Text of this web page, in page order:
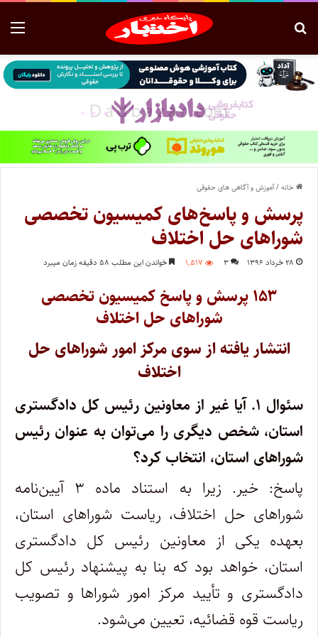
خانه/آموزش و آگاهی های حقوقی
پرسش و پاسخ‌های کمیسیون تخصصی
شوراهای حل اختلاف
۲۸ خرداد ۱۳۹۶ ۳ ۱,۵۱۷ خواندن این مطلب ۵۸ دقیقه زمان میبرد
۱۵۳ پرسش و پاسخ کمیسیون تخصصی
شوراهای حل اختلاف
انتشار یافته از سوی مرکز امور شوراهای حل
اختلاف
سئوال ۱.
آیا غیر از معاونین رئیس کل دادگستری
استان، شخص دیگری را می‌توان به عنوان رئیس
شوراهای استان، انتخاب کرد؟
پاسخ: خیر. زیرا به استناد ماده ۳ آیین‌نامه
شوراهای حل اختلاف، ریاست شوراهای استان،
بعهده یکی از معاونین رئیس کل دادگستری
استان، خواهد بود که بنا به پیشنهاد رئیس کل
دادگستری و تأیید مرکز امور شوراها و تصویب
ریاست قوه قضائیه، تعیین می‌شود.